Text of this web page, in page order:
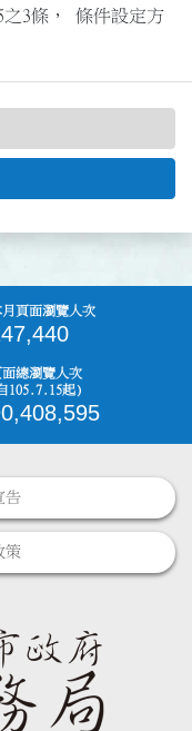
3條， 條件設定方
月頁面瀏覽人次
面總瀏覽人次
105.7.15起)
告
策